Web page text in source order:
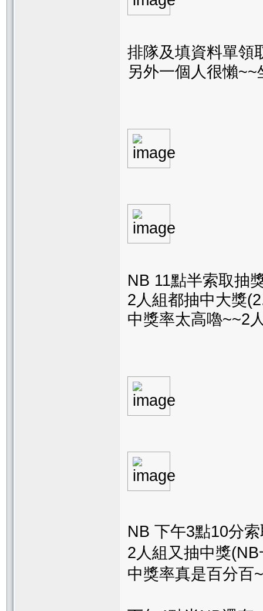
排隊及填資料單領
另外一個人很懶
NB 11點半索取抽
2人組都抽中大獎
中獎率太高嚕~~2
NB 下午3點10分
2人組又抽中獎
中獎率真是百分百